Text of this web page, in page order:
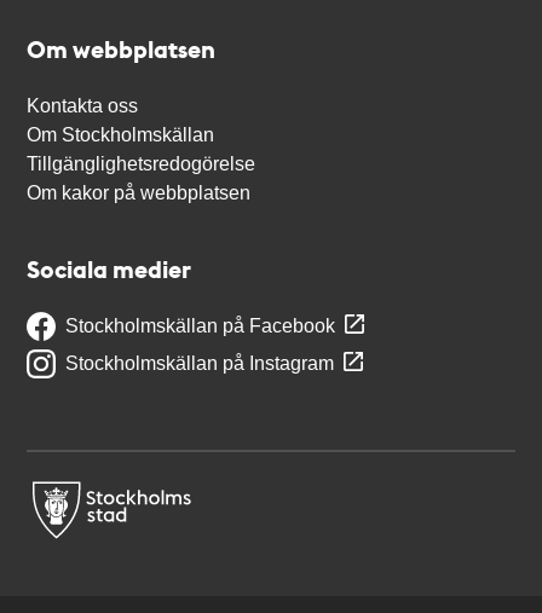
Om webbplatsen
Kontakta oss
Om Stockholmskällan
Tillgänglighetsredogörelse
Om kakor på webbplatsen
Sociala medier
Stockholmskällan på Facebook
Stockholmskällan på Instagram